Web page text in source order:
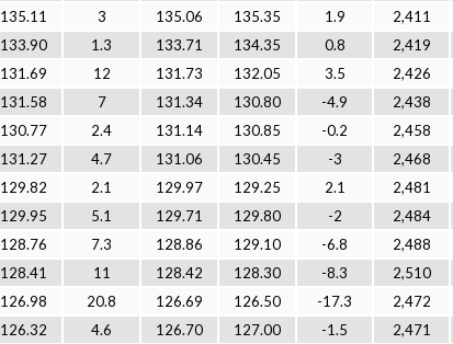
135.11 3 135.06 135.35 1.9 2,411
133.90 1.3 133.71 134.35 0.8 2,419
131.69 12 131.73 132.05 3.5 2,426
131.58 7 131.34 130.80 -4.9 2,438
130.77 2.4 131.14 130.85 -0.2 2,458
131.27 4.7 131.06 130.45 -3 2,468
129.82 2.1 129.97 129.25 2.1 2,481
129.95 5.1 129.71 129.80 -2 2,484
128.76 7.3 128.86 129.10 -6.8 2,488
128.41 11 128.42 128.30 -8.3 2,510
126.98 20.8 126.69 126.50 -17.3 2,472
126.32 4.6 126.70 127.00 -1.5 2,471